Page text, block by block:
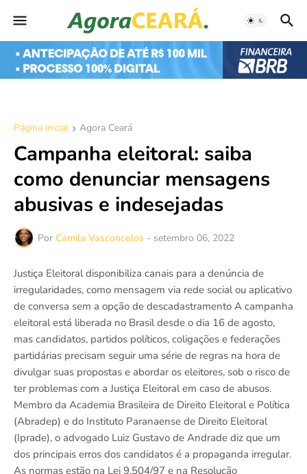
Página inicial Agora Ceará
Campanha eleitoral: saiba
como denunciar mensagens
abusivas e indesejadas
Por Camila Vasconcelos - setembro 06, 2022
Justiça Eleitoral disponibiliza canais para a denúncia de
irregularidades, como mensagem via rede social ou aplicativo
de conversa sem a opção de descadastramento A campanha
eleitoral está liberada no Brasil desde o dia 16 de agosto,
mas candidatos, partidos políticos, coligações e federações
partidárias precisam seguir uma série de regras na hora de
divulgar suas propostas e abordar os eleitores, sob o risco de
ter problemas com a Justiça Eleitoral em caso de abusos.
Membro da Academia Brasileira de Direito Eleitoral e Política
(Abradep) e do Instituto Paranaense de Direito Eleitoral
(Iprade), o advogado Luiz Gustavo de Andrade diz que um
dos principais erros dos candidatos é a propaganda irregular.
As normas estão na Lei 9.504/97 e na Resolução